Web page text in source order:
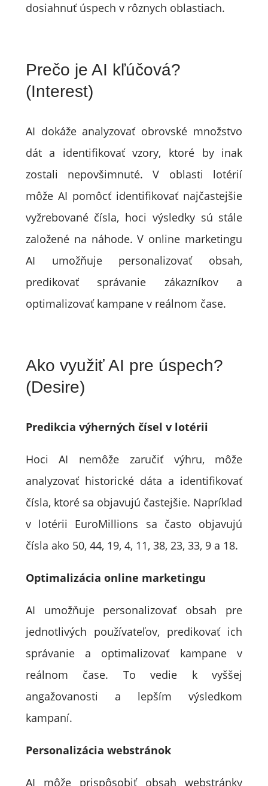
dosiahnuť úspech v rôznych oblastiach.
Prečo je AI kľúčová?
(Interest)
AI dokáže analyzovať obrovské množstvo
dát a identifikovať vzory, ktoré by inak
zostali nepovšimnuté. V oblasti lotérií
môže AI pomôcť identifikovať najčastejšie
vyžrebované čísla, hoci výsledky sú stále
založené na náhode. V online marketingu
AI umožňuje personalizovať obsah,
predikovať správanie zákazníkov a
optimalizovať kampane v reálnom čase.
Ako využiť AI pre úspech?
(Desire)
Predikcia výherných čísel v lotérii
Hoci AI nemôže zaručiť výhru, môže
analyzovať historické dáta a identifikovať
čísla, ktoré sa objavujú častejšie. Napríklad
v lotérii EuroMillions sa často objavujú
čísla ako 50, 44, 19, 4, 11, 38, 23, 33, 9 a 18.
Optimalizácia online marketingu
AI umožňuje personalizovať obsah pre
jednotlivých používateľov, predikovať ich
správanie a optimalizovať kampane v
reálnom čase. To vedie k vyššej
angažovanosti a lepším výsledkom
kampaní.
Personalizácia webstránok
AI môže prispôsobiť obsah webstránky